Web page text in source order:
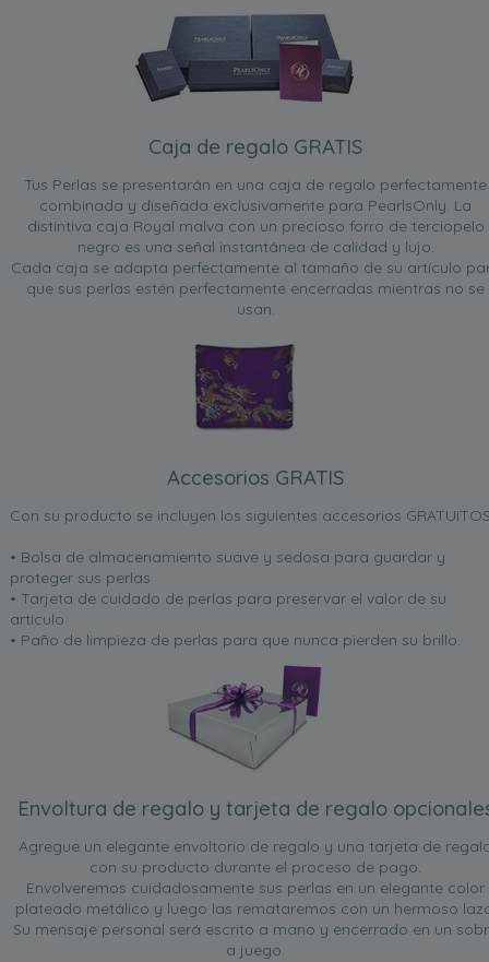
Caja de regalo GRATIS
Tus Perlas se presentarán en una caja de regalo perfectamente
combinada y diseñada exclusivamente para PearlsOnly. La
distintiva caja Royal malva con un precioso forro de terciopelo
negro es una señal instantánea de calidad y lujo.
Cada caja se adapta perfectamente al tamaño de su artículo
que sus perlas estén perfectamente encerradas mientras no se
usan.
Accesorios GRATIS
Con su producto se incluyen los siguientes accesorios
• Bolsa de almacenamiento suave y sedosa para guardar y
proteger sus perlas
• Tarjeta de cuidado de perlas para preservar el valor de su
artículo
• Paño de limpieza de perlas para que nunca pierden su brillo.
Envoltura de regalo y tarjeta de regalo
Agregue un elegante envoltorio de regalo y una tarjeta de
con su producto durante el proceso de pago.
Envolveremos cuidadosamente sus perlas en un elegante color
plateado metálico y luego las remataremos con un hermoso
Su mensaje personal será escrito a mano y encerrado en un
a juego.